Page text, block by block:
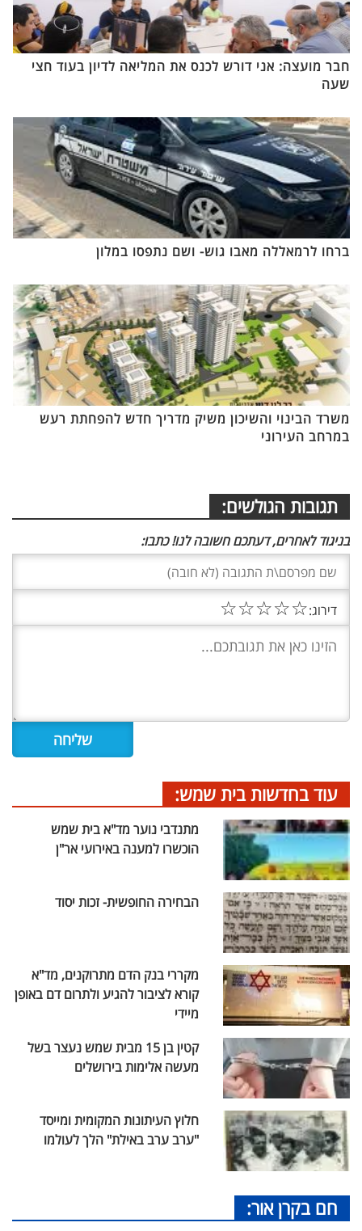
חבר מועצה: אני דורש לכנס את המליאה לדיון בעוד חצי
שעה
ברחו לרמאללה מאבו גוש- ושם נתפסו במלון
משרד הבינוי והשיכון משיק מדריך חדש להפחתת רעש
במרחב העירוני
תגובות הגולשים:
בניגוד לאחרים, דעתכם חשובה לנו! כתבו:
דירוג:☆
☆
☆
☆
☆
עוד בחדשות בית שמש:
מתנדבי נוער מד"א בית שמש
הוכשרו למענה באירועי אר"ן
הבחירה החופשית- זכות יסוד
מקררי בנק הדם מתרוקנים, מד"א
קורא לציבור להגיע ולתרום דם באופן
מיידי
קטין בן 15 מבית שמש נעצר בשל
מעשה אלימות בירושלים
חלוץ העיתונות המקומית ומייסד
"ערב ערב באילת" הלך לעולמו
חם בקרן אור: